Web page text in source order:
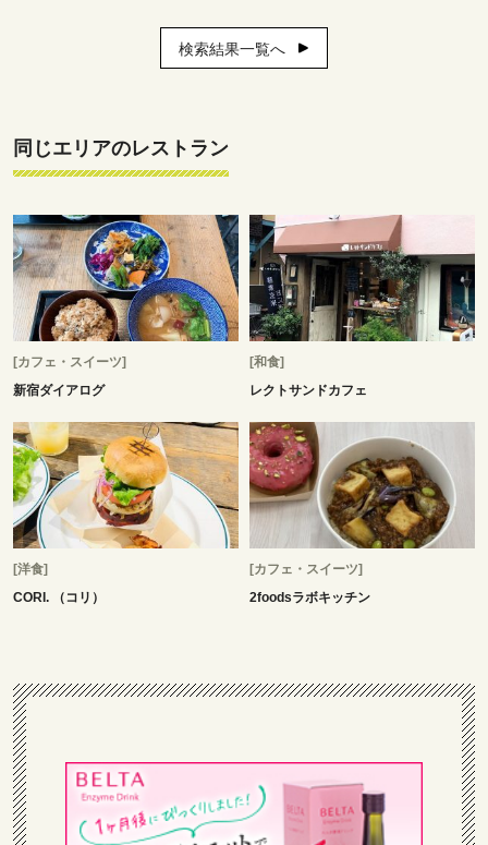
検索結果一覧へ
同じエリアのレストラン
[カフェ・スイーツ]
新宿ダイアログ
[和食]
レクトサンドカフェ
[洋食]
CORI. （コリ）
[カフェ・スイーツ]
2foodsラボキッチン